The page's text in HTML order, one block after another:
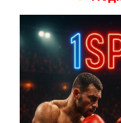
А как смотреть с
Анонимно к
Кусок говна ты,
АнонимнокКонор
УЧ